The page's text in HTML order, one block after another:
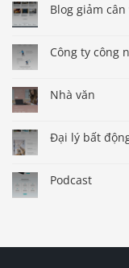
Blog giảm
Công ty công
Nhà văn
Đại lý bất
Podcast